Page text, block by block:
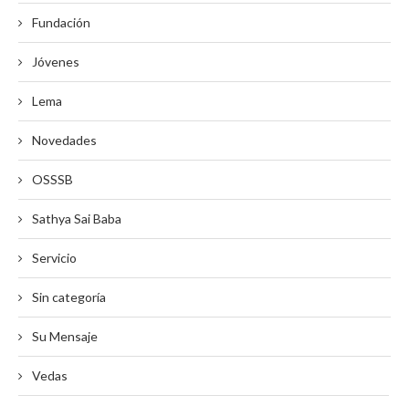
Fundación
Jóvenes
Lema
Novedades
OSSSB
Sathya Sai Baba
Servicio
Sin categoría
Su Mensaje
Vedas